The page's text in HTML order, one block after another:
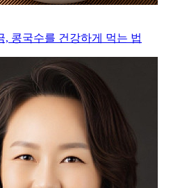
, 콩국수를 건강하게 먹는 법